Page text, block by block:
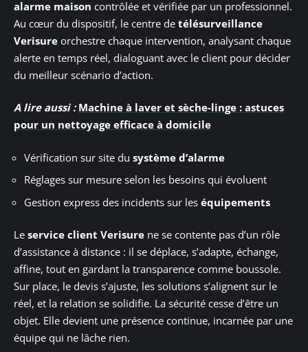
alarme maison contrôlée et vérifiée par un professionnel.
Au cœur du dispositif, le centre de télésurveillance
Verisure orchestre chaque intervention, analysant chaque
alerte en temps réel, dialoguant avec le client pour décider
du meilleur scénario d’action.
A lire aussi : Machine à laver et sèche-linge : astuces
pour un nettoyage efficace à domicile
Vérification sur site du système d’alarme
Réglages sur mesure selon les besoins qui évoluent
Gestion express des incidents sur les équipements
Le service client Verisure ne se contente pas d’un rôle
d’assistance à distance : il se déplace, s’adapte, échange,
affine, tout en gardant la transparence comme boussole.
Sur place, le devis s’ajuste, les solutions s’alignent sur le
réel, et la relation se solidifie. La sécurité cesse d’être un
objet. Elle devient une présence continue, incarnée par une
équipe qui ne lâche rien.